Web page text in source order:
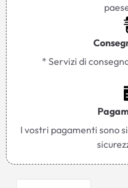
* Servizi di
I vostri pagamenti sono